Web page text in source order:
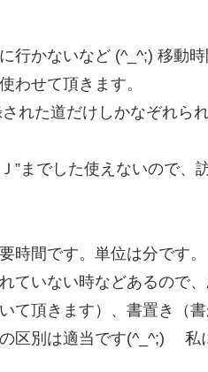
行かないなど (^_^;) 移動
わせて頂きます。
れた道だけしかなぞれら
”までした使えないので、
間です。単位は分です。
い時などあるので、あ
頂きます）、書置き（書
区別は適当です(^_^;) 私